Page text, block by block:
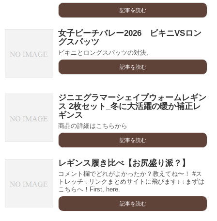
記事を読む
女子ビーチバレー2026 ビキニVSロン
グスパッツ
ビキニとロングスパッツの対決.
記事を読む
ジニエグラマーシェイプウォームレギン
ス 2枚セット_冬に大活躍の暖か補正レ
ギンス
商品の詳細はこちらから
記事を読む
レギンス履き比べ【お尻盛り派？】
コメント欄でどれがよかったか？教えてね〜！ #ス
トレッチ ↓リンクまとめサイトに飛びます↓ ↓まずは
こちらへ！First, here.
記事を読む